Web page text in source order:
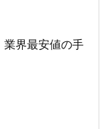
業界最安値の手